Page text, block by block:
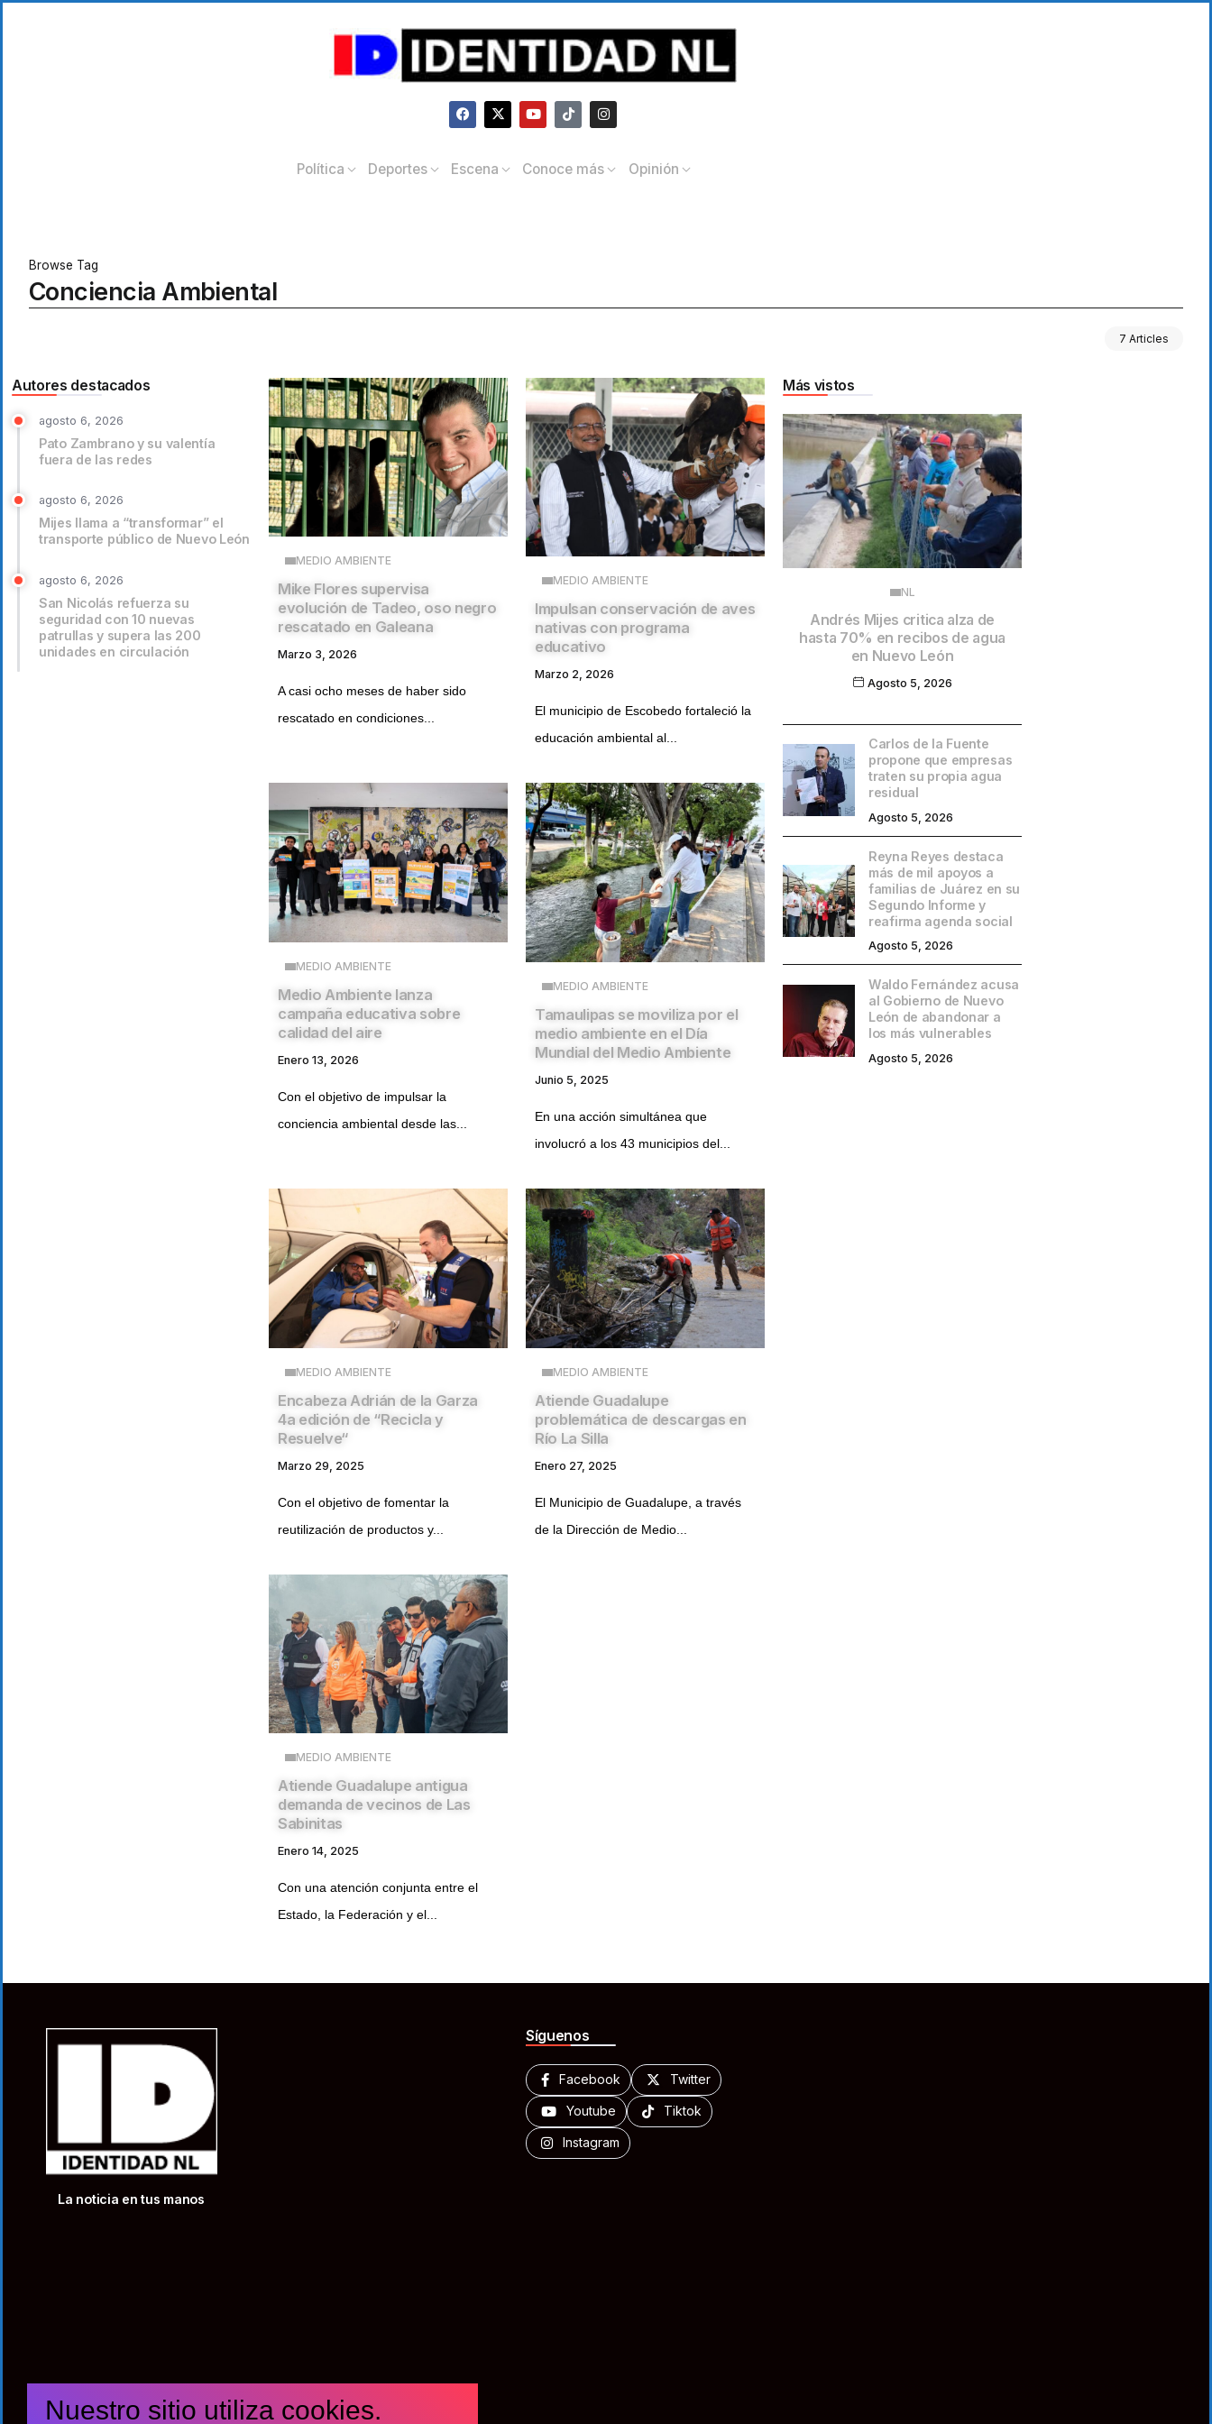
Política Deportes Escena Conoce más Opinión
Browse Tag
Conciencia Ambiental
7 Articles
Autores destacados
agosto 6, 2026
Pato Zambrano y su valentía
fuera de las redes
agosto 6, 2026
Mijes llama a “transformar” el
transporte público de Nuevo León
agosto 6, 2026
San Nicolás refuerza su
seguridad con 10 nuevas
patrullas y supera las 200
unidades en circulación
MEDIO AMBIENTE
Mike Flores supervisa
evolución de Tadeo, oso negro
rescatado en Galeana
Marzo 3, 2026
A casi ocho meses de haber sido
rescatado en condiciones...
MEDIO AMBIENTE
Impulsan conservación de aves
nativas con programa
educativo
Marzo 2, 2026
El municipio de Escobedo fortaleció la
educación ambiental al...
MEDIO AMBIENTE
Medio Ambiente lanza
campaña educativa sobre
calidad del aire
Enero 13, 2026
Con el objetivo de impulsar la
conciencia ambiental desde las...
MEDIO AMBIENTE
Tamaulipas se moviliza por el
medio ambiente en el Día
Mundial del Medio Ambiente
Junio 5, 2025
En una acción simultánea que
involucró a los 43 municipios del...
MEDIO AMBIENTE
Encabeza Adrián de la Garza
4a edición de “Recicla y
Resuelve“
Marzo 29, 2025
Con el objetivo de fomentar la
reutilización de productos y...
MEDIO AMBIENTE
Atiende Guadalupe
problemática de descargas en
Río La Silla
Enero 27, 2025
El Municipio de Guadalupe, a través
de la Dirección de Medio...
MEDIO AMBIENTE
Atiende Guadalupe antigua
demanda de vecinos de Las
Sabinitas
Enero 14, 2025
Con una atención conjunta entre el
Estado, la Federación y el...
Más vistos
NL
Andrés Mijes critica alza de
hasta 70% en recibos de agua
en Nuevo León
Agosto 5, 2026
Carlos de la Fuente
propone que empresas
traten su propia agua
residual
Agosto 5, 2026
Reyna Reyes destaca
más de mil apoyos a
familias de Juárez en su
Segundo Informe y
reafirma agenda social
Agosto 5, 2026
Waldo Fernández acusa
al Gobierno de Nuevo
León de abandonar a
los más vulnerables
Agosto 5, 2026
La noticia en tus manos
Síguenos
Facebook Twitter
Youtube Tiktok
Instagram
Nuestro sitio utiliza cookies.